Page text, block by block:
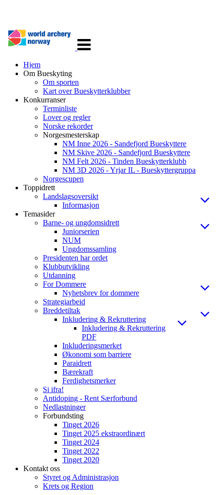
navigasjon
Hjem
Om Bueskyting
Om sporten
Kart over Bueskytterklubber
Konkurranser
Terminliste
Lover og regler
Norske rekorder
Norgesmesterskap
NM Inne 2026 - Sandefjord Bueskyttere
NM Skive 2026 - Sandefjord Bueskyttere
NM Felt 2026 - Tinden Bueskytterklubb
NM 3D 2026 - Yrjar IL - Bueskyttergruppa
Norgescupen
Toppidrett
Landslagsoversikt
Informasjon
Temasider
Barne- og ungdomsidrett
Juniorserien
NUM
Ungdomssamling
Presidenten har ordet
Klubbutvikling
Utdanning
For Dommere
Nyhetsbrev for dommere
Strategiarbeid
Breddetiltak
Inkludering & Rekruttering
Inkludering & Rekruttering
PDF
Inkluderingsmerket
Økonomi som barriere
Paraidrett
Bærekraft
Ferdighetsmerker
Si ifra!
Antidoping - Rent Særforbund
Nedlastninger
Forbundsting
Tinget 2026
Tinget 2025 ekstraordinært
Tinget 2024
Tinget 2022
Tinget 2020
Kontakt oss
Styret og Administrasjon
Krets og Region